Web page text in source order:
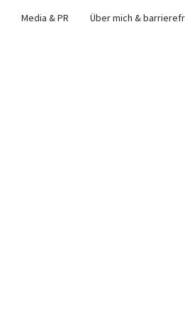
Media & PR Über mich &